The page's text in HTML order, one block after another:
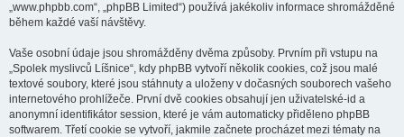
„www.phpbb.com“, „phpBB Limited“) používá jakékoliv informace shromážděné
během každé vaší návštěvy.
Vaše osobní údaje jsou shromážděny dvěma způsoby. Prvním při vstupu na
„Spolek myslivců Líšnice“, kdy phpBB vytvoří několik cookies, což jsou malé
textové soubory, které jsou stáhnuty a uloženy v dočasných souborech vašeho
internetového prohlížeče. První dvě cookies obsahují jen uživatelské-id a
anonymní identifikátor session, které je vám automaticky přiděleno phpBB
softwarem. Třetí cookie se vytvoří, jakmile začnete procházet mezi tématy na